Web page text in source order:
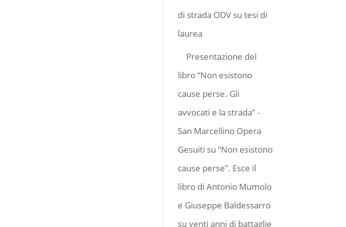
di strada ODV sutesi di
laurea
Presentazione del
libro “Non esistono
cause perse. Gli
avvocati e la strada” -
San Marcellino Opera
Gesuiti su“Non esistono
cause perse”. Esce il
libro di Antonio Mumolo
e Giuseppe Baldessarro
su venti anni di battaglie